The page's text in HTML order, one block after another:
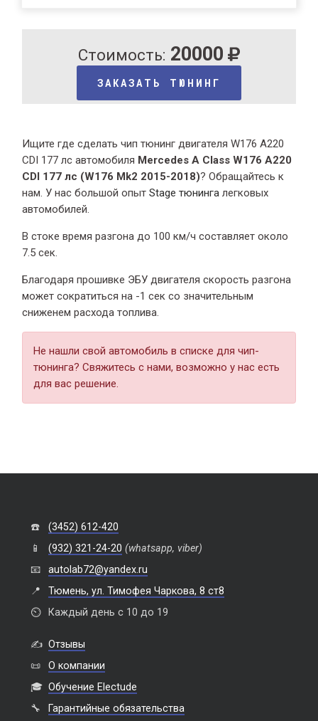
Стоимость: 20000
ЗАКАЗАТЬ ТЮНИНГ
Ищите где сделать чип тюнинг двигателя W176 A220
CDI 177 лс автомобиля Mercedes A Class W176 A220
CDI 177 лс (W176 Mk2 2015-2018)? Обращайтесь к
нам. У нас большой опытStage тюнинга легковых
автомобилей.
В стоке время разгонадо 100 км/ч составляет около
7.5 сек.
Благодаря прошивке ЭБУ двигателя скорость разгона
может сократиться на -1 сек со значительным
сниженем расхода топлива.
Не нашли свой автомобиль в списке для чип-
тюнинга? Свяжитесь с нами, возможно у нас есть
для вас решение.
☎️
(3452) 612-420
📱
(932) 321-24-20 (whatsapp, viber)
📧
autolab72@yandex.ru
📍
Тюмень, ул. Тимофея Чаркова, 8 ст8
⏲️
Каждый день с 10 до 19
✍️ Отзывы
📜
О компании
🎓 Обучение Electude
🔧
Гарантийные обязательства